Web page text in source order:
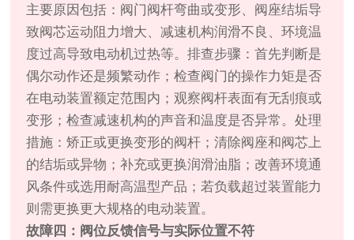
主要原因包括：阀门阀杆弯曲或变形、阀座结垢导
致阀芯运动阻力增大、减速机构润滑不良、环境温
度过高导致电动机过热等。排查步骤：首先判断是
偶尔动作还是频繁动作；检查阀门的操作力矩是否
在电动装置额定范围内；观察阀杆表面有无刮痕或
变形；检查减速机构的声音和温度是否异常。处理
措施：矫正或更换变形的阀杆；清除阀座和阀芯上
的结垢或异物；补充或更换润滑油脂；改善环境通
风条件或选用耐高温型产品；若负载超过装置能力
则需更换更大规格的电动装置。
故障四：阀位反馈信号与实际位置不符